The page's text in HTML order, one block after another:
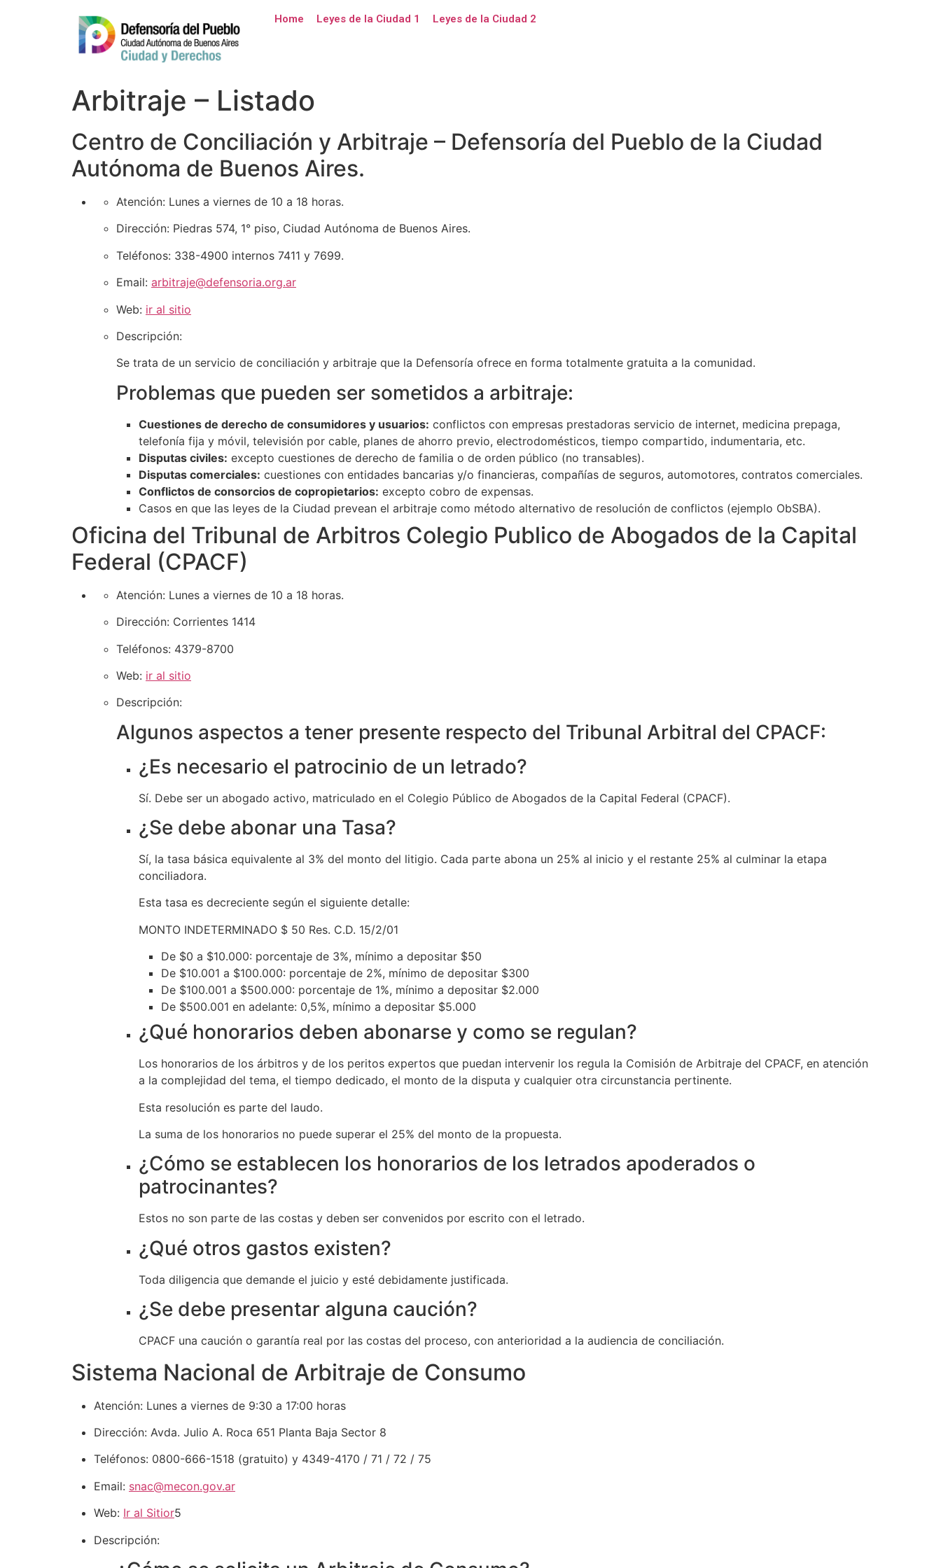
Home Leyes de la Ciudad 1 Leyes de la Ciudad 2
Arbitraje – Listado
Centro de Conciliación y Arbitraje – Defensoría del Pueblo de la Ciudad
Autónoma de Buenos Aires.
Atención: Lunes a viernes de 10 a 18 horas.
Dirección: Piedras 574, 1° piso, Ciudad Autónoma de Buenos Aires.
Teléfonos: 338-4900 internos 7411 y 7699.
Email: arbitraje@defensoria.org.ar
Web: ir al sitio
Descripción:
Se trata de un servicio de conciliación y arbitraje que la Defensoría ofrece en forma totalmente gratuita a la comunidad.
Problemas que pueden ser sometidos a arbitraje:
Cuestiones de derecho de consumidores y usuarios: conflictos con empresas prestadoras servicio de internet, medicina prepaga,
telefonía fija y móvil, televisión por cable, planes de ahorro previo, electrodomésticos, tiempo compartido, indumentaria, etc.
Disputas civiles: excepto cuestiones de derecho de familia o de orden público (no transables).
Disputas comerciales: cuestiones con entidades bancarias y/o financieras, compañías de seguros, automotores, contratos comerciales.
Conflictos de consorcios de copropietarios: excepto cobro de expensas.
Casos en que las leyes de la Ciudad prevean el arbitraje como método alternativo de resolución de conflictos (ejemplo ObSBA).
Oficina del Tribunal de Arbitros Colegio Publico de Abogados de la Capital
Federal (CPACF)
Atención: Lunes a viernes de 10 a 18 horas.
Dirección: Corrientes 1414
Teléfonos: 4379-8700
Web: ir al sitio
Descripción:
Algunos aspectos a tener presente respecto del Tribunal Arbitral del CPACF:
¿Es necesario el patrocinio de un letrado?
Sí. Debe ser un abogado activo, matriculado en el Colegio Público de Abogados de la Capital Federal (CPACF).
¿Se debe abonar una Tasa?
Sí, la tasa básica equivalente al 3% del monto del litigio. Cada parte abona un 25% al inicio y el restante 25% al culminar la etapa
conciliadora.
Esta tasa es decreciente según el siguiente detalle:
MONTO INDETERMINADO $ 50 Res. C.D. 15/2/01
De $0 a $10.000: porcentaje de 3%, mínimo a depositar $50
De $10.001 a $100.000: porcentaje de 2%, mínimo de depositar $300
De $100.001 a $500.000: porcentaje de 1%, mínimo a depositar $2.000
De $500.001 en adelante: 0,5%, mínimo a depositar $5.000
¿Qué honorarios deben abonarse y como se regulan?
Los honorarios de los árbitros y de los peritos expertos que puedan intervenir los regula la Comisión de Arbitraje del CPACF, en atención
a la complejidad del tema, el tiempo dedicado, el monto de la disputa y cualquier otra circunstancia pertinente.
Esta resolución es parte del laudo.
La suma de los honorarios no puede superar el 25% del monto de la propuesta.
¿Cómo se establecen los honorarios de los letrados apoderados o
patrocinantes?
Estos no son parte de las costas y deben ser convenidos por escrito con el letrado.
¿Qué otros gastos existen?
Toda diligencia que demande el juicio y esté debidamente justificada.
¿Se debe presentar alguna caución?
CPACF una caución o garantía real por las costas del proceso, con anterioridad a la audiencia de conciliación.
Sistema Nacional de Arbitraje de Consumo
Atención: Lunes a viernes de 9:30 a 17:00 horas
Dirección: Avda. Julio A. Roca 651 Planta Baja Sector 8
Teléfonos: 0800-666-1518 (gratuito) y 4349-4170 / 71 / 72 / 75
Email: snac@mecon.gov.ar
Web: Ir al Sitior5
Descripción: